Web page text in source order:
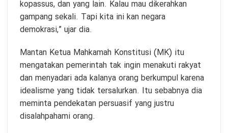
kopassus, dan yang lain. Kalau mau dikerahkan
gampang sekali. Tapi kita ini kan negara
demokrasi,” ujar dia.
Mantan Ketua Mahkamah Konstitusi (MK) itu
mengatakan pemerintah tak ingin menakuti rakyat
dan menyadari ada kalanya orang berkumpul karena
idealisme yang tidak tersalurkan. Itu sebabnya dia
meminta pendekatan persuasif yang justru
disalahpahami orang.